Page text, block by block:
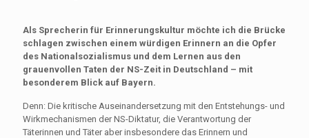
Als Sprecherin für Erinnerungskultur möchte ich die Brücke
schlagen zwischen einem würdigen Erinnern an die Opfer
des Nationalsozialismus und dem Lernen aus den
grauenvollen Taten der NS-Zeit in Deutschland – mit
besonderem Blick auf Bayern.
Denn: Die kritische Auseinandersetzung mit den Entstehungs- und
Wirkmechanismen der NS-Diktatur, die Verantwortung der
Täterinnen und Täter aber insbesondere das Erinnern und